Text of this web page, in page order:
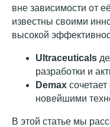
вне зависимости от
известны своими
высокой
Ultraceuticals
разработки и
Demax
новейшими
В этой статье мы